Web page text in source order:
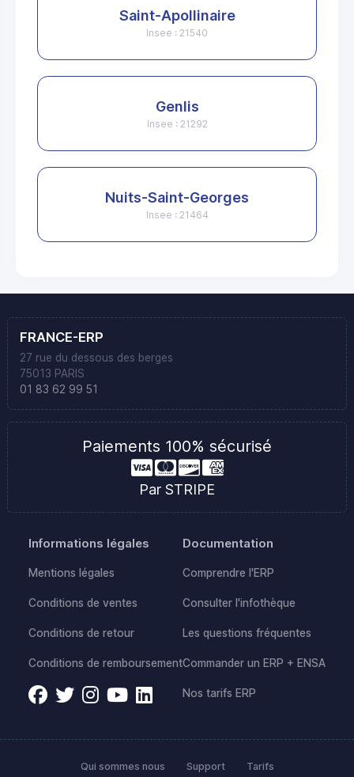
Saint-Apollinaire
Insee : 21540
Genlis
Insee : 21292
Nuits-Saint-Georges
Insee : 21464
FRANCE-ERP
27 rue du dessous des berges
75013 PARIS
01 83 62 99 51
Paiements 100% sécurisé
Par STRIPE
Informations légales
Mentions légales
Conditions de ventes
Conditions de retour
Conditions de remboursement
Documentation
Comprendre l'ERP
Consulter l'infothèque
Les questions fréquentes
Commander un ERP + ENSA
Nos tarifs ERP
Qui sommes nous Support Tarifs